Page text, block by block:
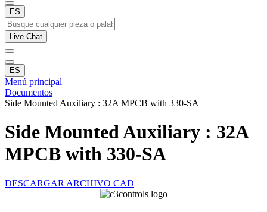
ES
Live Chat
ES
Menú principal
Documentos
Side Mounted Auxiliary : 32A MPCB with 330-SA
Side Mounted Auxiliary : 32A
MPCB with 330-SA
DESCARGAR ARCHIVO CAD